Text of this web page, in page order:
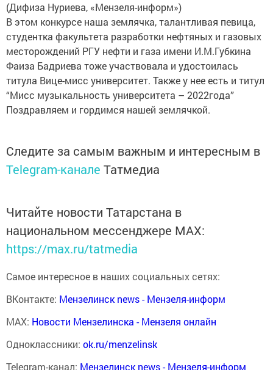
(Дифиза Нуриева, «Мензеля-информ»)
В этом конкурсе наша землячка, талантливая певица,
студентка факультета разработки нефтяных и газовых
месторождений РГУ нефти и газа имени И.М.Губкина
Фаиза Бадриева тоже участвовала и удостоилась
титула Вице-мисс университет. Также у нее есть и титул
“Мисс музыкальность университета – 2022года”
Поздравляем и гордимся нашей землячкой.
Следите за самым важным и интересным в
Telegram-канале Татмедиа
Читайте новости Татарстана в
национальном мессенджере MАХ:
https://max.ru/tatmedia
Самое интересное в наших социальных сетях:
ВКонтакте: Мензелинск news - Мензеля-информ
MAX: Новости Мензелинска - Мензеля онлайн
Одноклассники: ok.ru/menzelinsk
Telegram-канал: Мензелинск news - Мензеля-информ